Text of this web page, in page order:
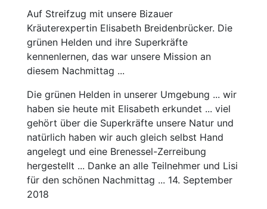
Auf Streifzug mit unsere Bizauer
Kräuterexpertin Elisabeth Breidenbrücker. Die
grünen Helden und ihre Superkräfte
kennenlernen, das war unsere Mission an
diesem Nachmittag ...
Die grünen Helden in unserer Umgebung ... wir
haben sie heute mit Elisabeth erkundet ... viel
gehört über die Superkräfte unsere Natur und
natürlich haben wir auch gleich selbst Hand
angelegt und eine Brenessel-Zerreibung
hergestellt ... Danke an alle Teilnehmer und Lisi
für den schönen Nachmittag ... 14. September
2018